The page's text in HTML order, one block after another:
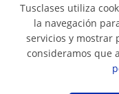
305994
© 2007
Tusclases utiliza
la navegación
servicios y mostrar
consideramos que